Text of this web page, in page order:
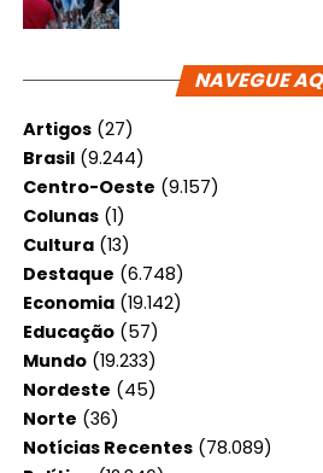
NAVEGUE
Artigos(27)
Brasil(9.244)
Centro-Oeste (9.157)
Colunas(1)
Cultura(13)
Destaque (6.748)
Economia(19.142)
Educação(57)
Mundo(19.233)
Nordeste (45)
Norte (36)
Notícias Recentes(78.089)